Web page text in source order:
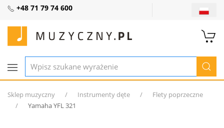
+48 71 79 74 600
Sklep muzyczny Instrumenty dęte
Flety poprzeczne
Yamaha YFL 321